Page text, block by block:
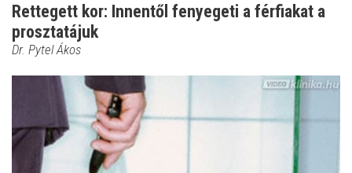
Rettegett kor: Innentől fenyegeti a férfiakat a
prosztatájuk
Dr. Pytel Ákos